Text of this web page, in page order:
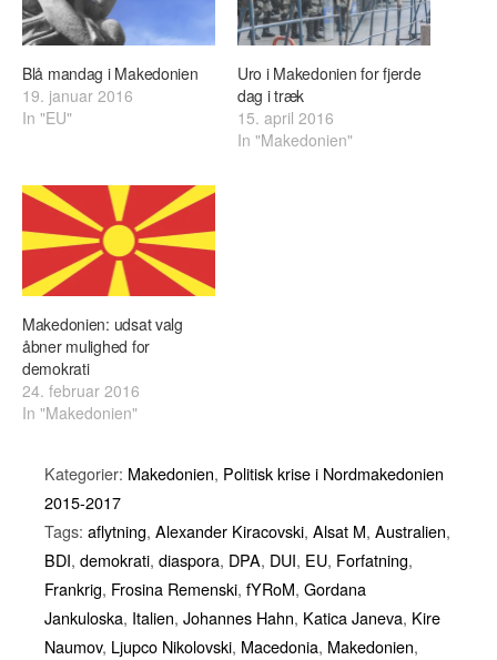
Blå mandag i Makedonien
19. januar 2016
In "EU"
Uro i Makedonien for fjerde
dag i træk
15. april 2016
In "Makedonien"
Makedonien: udsat valg
åbner mulighed for
demokrati
24. februar 2016
In "Makedonien"
Kategorier: Makedonien, Politisk krise i Nordmakedonien
2015-2017
Tags: aflytning, Alexander Kiracovski, Alsat M, Australien,
BDI, demokrati, diaspora, DPA, DUI, EU, Forfatning,
Frankrig, Frosina Remenski, fYRoM, Gordana
Jankuloska, Italien, Johannes Hahn, Katica Janeva, Kire
Naumov, Ljupco Nikolovski, Macedonia, Makedonien,